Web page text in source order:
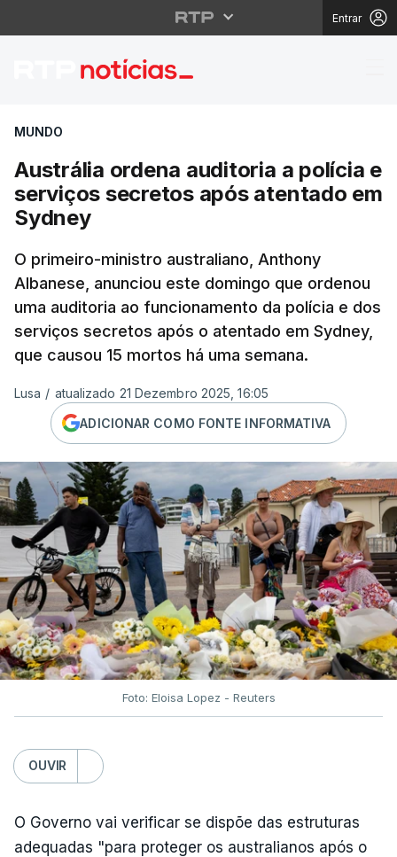
Entrar
Austrália ordena
MUNDO
Austrália ordena auditoria a polícia e
serviços secretos após atentado em
Sydney
O primeiro-ministro australiano, Anthony
Albanese, anunciou este domingo que ordenou
uma auditoria ao funcionamento da polícia e dos
serviços secretos após o atentado em Sydney,
que causou 15 mortos há uma semana.
Lusa / atualizado 21 Dezembro 2025, 16:05
ADICIONAR COMO FONTE INFORMATIVA
Foto: Eloisa Lopez - Reuters
OUVIR
O Governo vai verificar se dispõe das estruturas
adequadas "para proteger os australianos após o